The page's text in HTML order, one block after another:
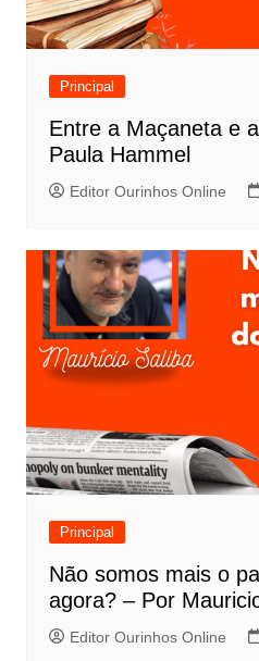
Principal
Entre a Maçaneta e
Paula Hammel
Editor Ourinhos Online
Principal
Não somos mais o
agora? – Por
Editor Ourinhos Online